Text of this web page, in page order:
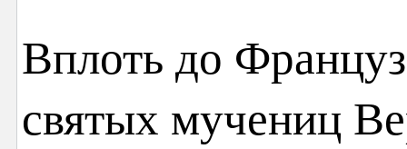
Вплоть до
святых мучениц